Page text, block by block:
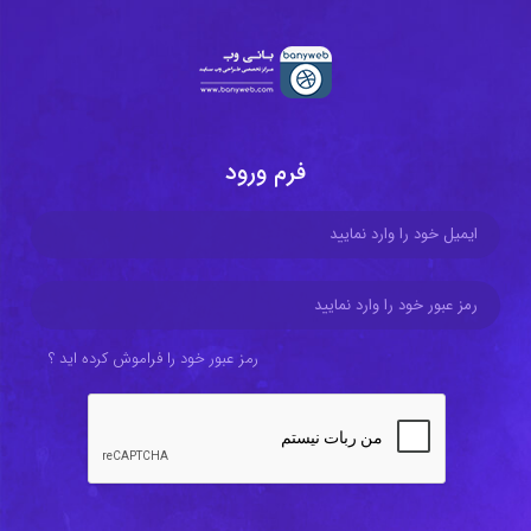
فرم ورود
رمز عبور خود را فراموش کرده اید ؟